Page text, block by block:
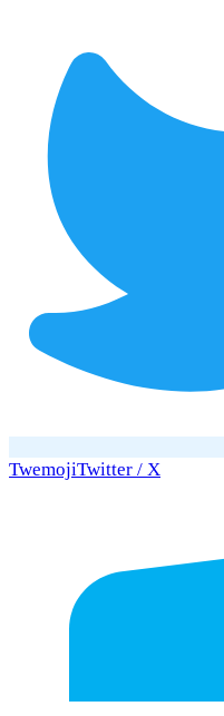
TwemojiTwitter / X